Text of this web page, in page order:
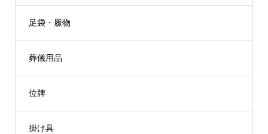
足袋・履物
葬儀用品
位牌
掛け具